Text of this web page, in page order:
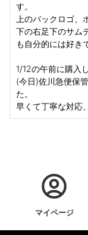
す。
上のバックロゴ
下の右足下のサム
も自分的には好き
1/12の午前に購入
(今日)佐川急便保
た。
早くて丁寧な対応
マイページ